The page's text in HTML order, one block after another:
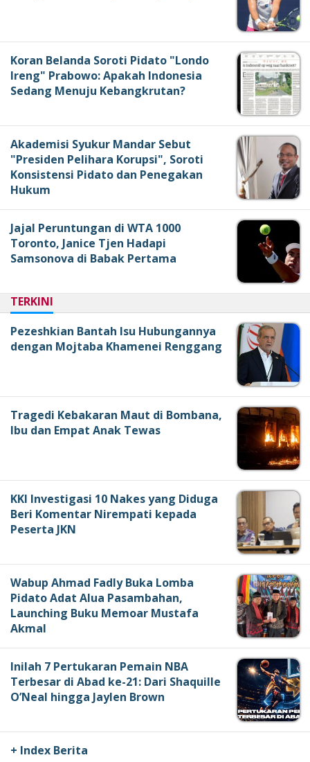
Koran Belanda Soroti Pidato "Londo
Ireng" Prabowo: Apakah Indonesia
Sedang Menuju Kebangkrutan?
Akademisi Syukur Mandar Sebut
"Presiden Pelihara Korupsi", Soroti
Konsistensi Pidato dan Penegakan
Hukum
Jajal Peruntungan di WTA 1000
Toronto, Janice Tjen Hadapi
Samsonova di Babak Pertama
TERKINI
Pezeshkian Bantah Isu Hubungannya
dengan Mojtaba Khamenei Renggang
Tragedi Kebakaran Maut di Bombana,
Ibu dan Empat Anak Tewas
KKI Investigasi 10 Nakes yang Diduga
Beri Komentar Nirempati kepada
Peserta JKN
Wabup Ahmad Fadly Buka Lomba
Pidato Adat Alua Pasambahan,
Launching Buku Memoar Mustafa
Akmal
Inilah 7 Pertukaran Pemain NBA
Terbesar di Abad ke-21: Dari Shaquille
O’Neal hingga Jaylen Brown
+ Index Berita